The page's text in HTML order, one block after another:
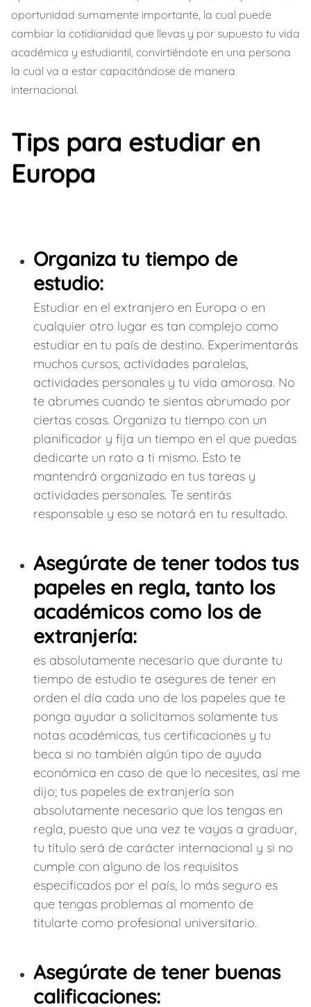
oportunidad sumamente importante, la cual puede
cambiar la cotidianidad que llevas y por supuesto tu vida
académica y estudiantil, convirtiéndote en una persona
la cual va a estar capacitándose de manera
internacional.
Tips para estudiar en
Europa
Organiza tu tiempo de
estudio:
Estudiar en el extranjero en Europa o en
cualquier otro lugar es tan complejo como
estudiar en tu país de destino. Experimentarás
muchos cursos, actividades paralelas,
actividades personales y tu vida amorosa. No
te abrumes cuando te sientas abrumado por
ciertas cosas. Organiza tu tiempo con un
planificador y fija un tiempo en el que puedas
dedicarte un rato a ti mismo. Esto te
mantendrá organizado en tus tareas y
actividades personales. Te sentirás
responsable y eso se notará en tu resultado.
Asegúrate de tener todos tus
papeles en regla, tanto los
académicos como los de
extranjería:
es absolutamente necesario que durante tu
tiempo de estudio te asegures de tener en
orden el día cada uno de los papeles que te
ponga ayudar a solicitamos solamente tus
notas académicas, tus certificaciones y tu
beca si no también algún tipo de ayuda
económica en caso de que lo necesites, así me
dijo; tus papeles de extranjería son
absolutamente necesario que los tengas en
regla, puesto que una vez te vayas a graduar,
tu título será de carácter internacional y si no
cumple con alguno de los requisitos
especificados por el país, lo más seguro es
que tengas problemas al momento de
titularte como profesional universitario.
Asegúrate de tener buenas
calificaciones: